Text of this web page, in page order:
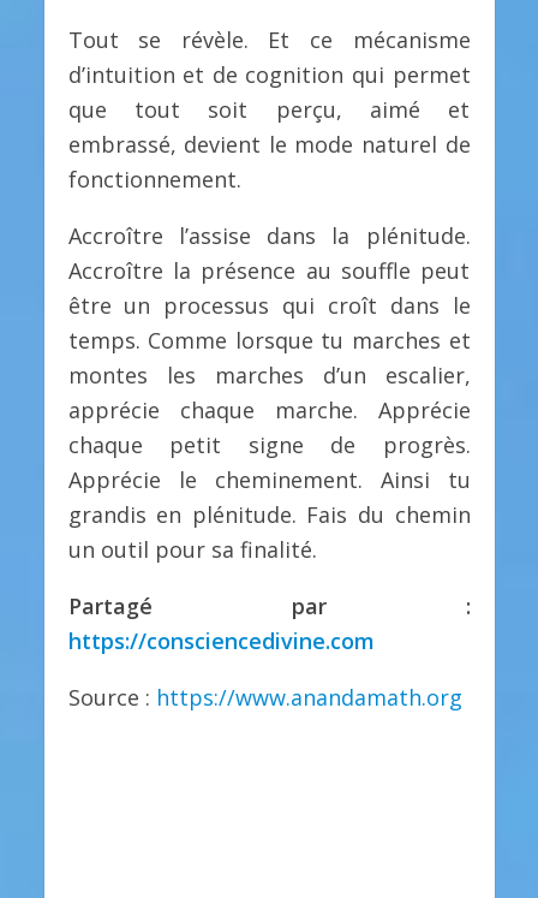
Tout se révèle. Et ce mécanisme
d’intuition et de cognition qui permet
que tout soit perçu, aimé et
embrassé, devient le mode naturel de
fonctionnement.
Accroître l’assise dans la plénitude.
Accroître la présence au souffle peut
être un processus qui croît dans le
temps. Comme lorsque tu marches et
montes les marches d’un escalier,
apprécie chaque marche. Apprécie
chaque petit signe de progrès.
Apprécie le cheminement. Ainsi tu
grandis en plénitude. Fais du chemin
un outil pour sa finalité.
Partagé par :
https://consciencedivine.com
Source : https://www.anandamath.org